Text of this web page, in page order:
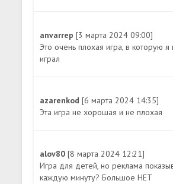
anvarrep[3 марта 2024 09:00]
Это очень плохая игра, в которую я
играл
azarenkod[6 марта 2024 14:35]
Эта игра не хорошая и не плохая
alov80[8 марта 2024 12:21]
Игра для детей, но реклама
каждую минуту? Большое НЕТ